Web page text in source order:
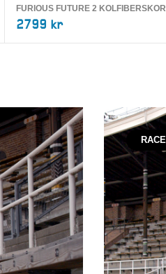
FURIOUS FUTURE 2 KOLFIBERSKOR
2799 kr
RACE